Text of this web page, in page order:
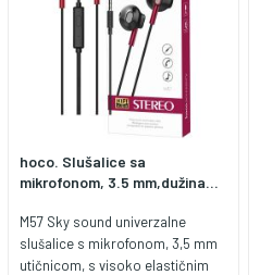
hoco. Slušalice sa
mikrofonom, 3.5 mm,dužina...
M57 Sky sound univerzalne
slušalice s mikrofonom, 3,5 mm
utičnicom, s visoko elastičnim